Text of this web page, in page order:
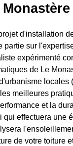
d'installation
partie sur
expérimenté
de Le
locales
meilleures
et la
qui effectuera une
de votre toiture